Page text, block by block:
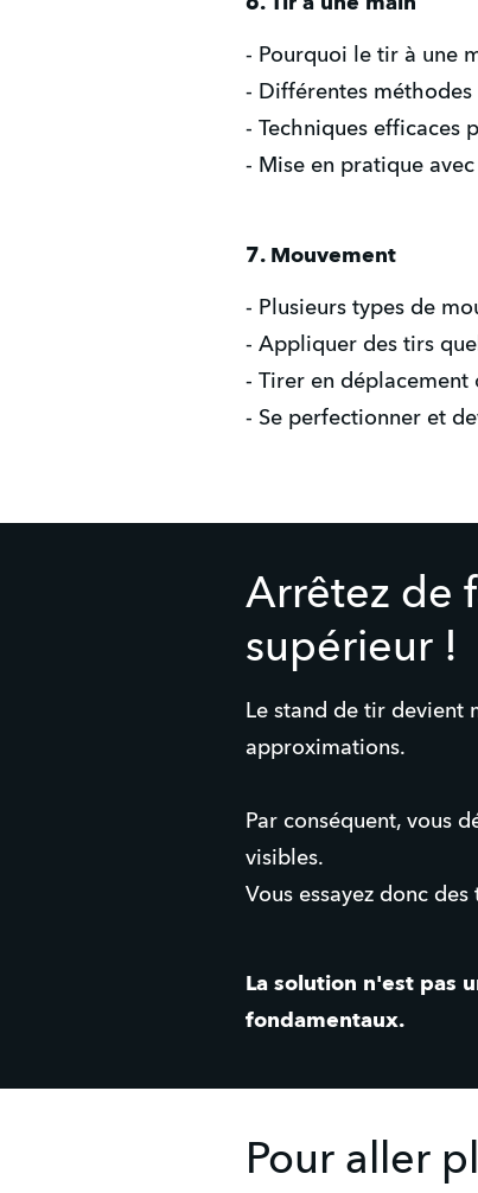
- Pourquoi le tir à une
- Différentes
- Techniques efficaces
- Mise en pratique
7. Mouvement
- Plusieurs types de
- Appliquer des tirs
- Tirer en
- Se perfectionner et
Arrêtez de
supérieur !
Le stand de tir devient
approximations.
Par conséquent, vous
visibles.
Vous essayez donc
La solution n'est pas
fondamentaux.
Pour aller